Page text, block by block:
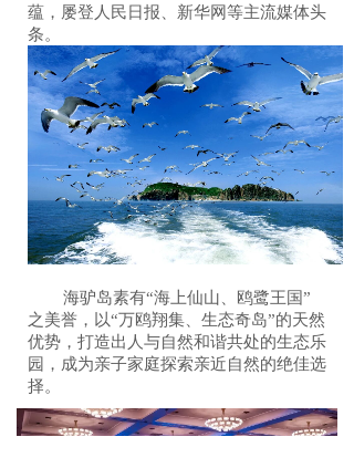
蕴，屡登人民日报、新华网等主流媒体头
条。
海驴岛素有“海上仙山、鸥鹭王国”
之美誉，以“万鸥翔集、生态奇岛”的天然
优势，打造出人与自然和谐共处的生态乐
园，成为亲子家庭探索亲近自然的绝佳选
择。